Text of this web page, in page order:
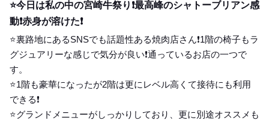
⭐️今日は私の中の宮崎牛祭り❗️最高峰のシャトーブリアン感
動❗️赤身が溶けた❗️
⭐️裏路地にあるSNSでも話題性ある焼肉店さん❗️1階の椅子もラ
グジュアリーな感じで気分が良い❗️通っているお店の一つで
す。
⭐️1階も豪華になったが2階は更にレベル高くて接待にも利用
できる❗️
⭐️グランドメニューがしっかりしており、更に別途オススメも